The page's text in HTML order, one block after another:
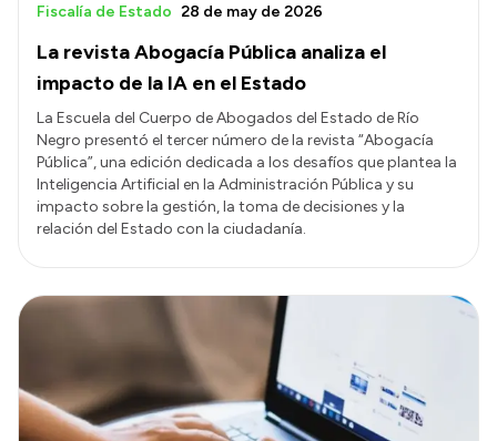
La revista Abogacía Pública analiza el
impacto de la IA en el Estado
Fiscalía de Estado 28 de may de 2026
La Escuela del Cuerpo de Abogados del Estado de Río
Negro presentó el tercer número de la revista “Abogacía
Pública”, una edición dedicada a los desafíos que plantea la
Inteligencia Artificial en la Administración Pública y su
impacto sobre la gestión, la toma de decisiones y la
relación del Estado con la ciudadanía.